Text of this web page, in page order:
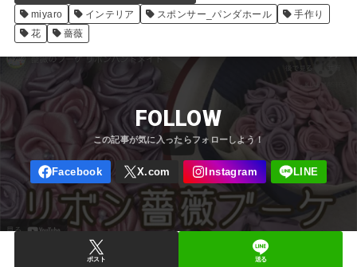
miyaro
インテリア スポンサー_パンダホール
手作り
花
薔薇
FOLLOW
ポスト 送る